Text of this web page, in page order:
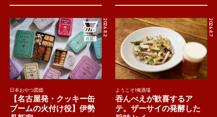
2026.8.2
日本おやつ図鑑
【名古屋発・クッキー缶
ブームの火付け役】伊勢
2026.8.7
ようこそ!俺酒場
吞んべえが歓喜するア
テ。ザーサイの発酵した